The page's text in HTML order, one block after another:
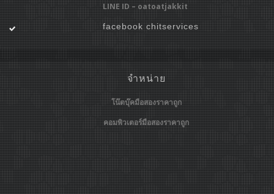
LINE ID – oatoatjakkit
facebook chitservices
จำหน่าย
โน๊ตบุ๊คมือสองราคาถูก
คอมพิวเตอร์มือสองราคาถูก